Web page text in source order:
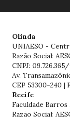
Olinda
UNIAESO -
Razão Social:
CNPJ:
Av.
CEP 53300-240 |
Recife
Faculdade
Razão Social: